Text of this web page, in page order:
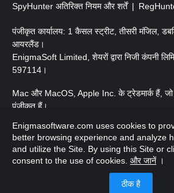
SpyHunter अतिरिक्त नियम और शर्तें
पंजीकृत कार्यालय: 1 कैसल स्ट्रीट, तीसरी मंजिल,
आयरलैंड।
EnigmaSoft Limited, शेयरों द्वारा निजी कंपनी
597114।
Mac और MacOS, Apple Inc. के ट्रेडमार्क हैं,
पंजीकृत हैं।
कॉपीराइट 2016-2026। EnigmaSoft Ltd.
Enigmasoftware.com uses cookies to
better browsing experience and analyze
and utilize the Site. By using this Site or
consent to the use of cookies. और जानें ।